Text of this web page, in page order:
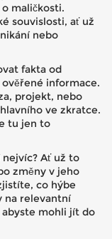
maličkosti.
souvislosti, ať už
nebo
fakta od
informace.
projekt, nebo
ve zkratce.
tu jen to
Ať už to
změny v jeho
co hýbe
na relevantní
abyste mohli jít do